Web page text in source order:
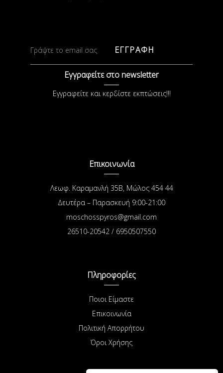
ΕΓΓΡΑΦΗ
Εγγραφείτε στο newsletter
Εγγραφείτε και κερδίστε εκπτώσεις!!!
Επικοινωνία
Λεωφ. Καραμανλή 35Β, Μώλος 454 44
Δευτέρα – Παρασκευή 9:00-21:00
moschosspyros@gmail.com
26510-20542 / 6950507550
Πληροφορίες
Ποιοι Είμαστε
Επικοινωνία
Πολιτική Απορρήτου
Όροι Χρήσης